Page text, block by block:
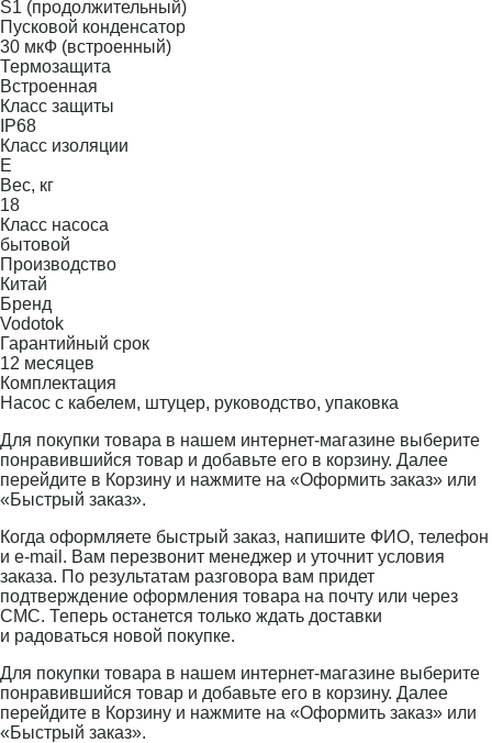
S1 (продолжительный)
Пусковой конденсатор
30 мкФ (встроенный)
Термозащита
Встроенная
Класс защиты
IP68
Класс изоляции
E
Вес, кг
18
Класс насоса
бытовой
Производство
Китай
Бренд
Vodotok
Гарантийный срок
12 месяцев
Комплектация
Насос с кабелем, штуцер, руководство, упаковка
Для покупки товара в нашем интернет-магазине выберите
понравившийся товар и добавьте его в корзину. Далее
перейдите в Корзину и нажмите на «Оформить заказ» или
«Быстрый заказ».
Когда оформляете быстрый заказ, напишите ФИО, телефон
и e-mail. Вам перезвонит менеджер и уточнит условия
заказа. По результатам разговора вам придет
подтверждение оформления товара на почту или через
СМС. Теперь останется только ждать доставки
и радоваться новой покупке.
Для покупки товара в нашем интернет-магазине выберите
понравившийся товар и добавьте его в корзину. Далее
перейдите в Корзину и нажмите на «Оформить заказ» или
«Быстрый заказ».